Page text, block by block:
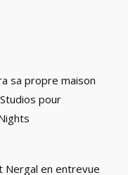
sa propre maison
pour
Nergal en entrevue